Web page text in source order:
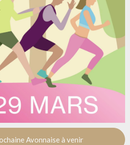
Avonnaise à venir